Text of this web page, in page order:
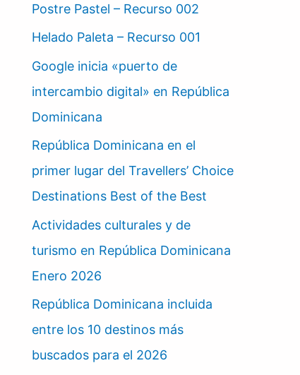
Postre Pastel – Recurso 002
Helado Paleta – Recurso 001
Google inicia «puerto de
intercambio digital» en República
Dominicana
República Dominicana en el
primer lugar del Travellers’ Choice
Destinations Best of the Best
Actividades culturales y de
turismo en República Dominicana
Enero 2026
República Dominicana incluida
entre los 10 destinos más
buscados para el 2026